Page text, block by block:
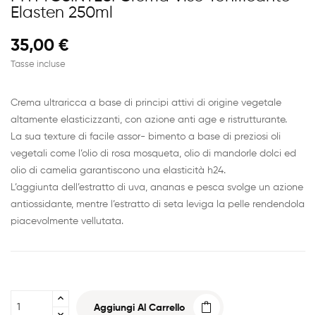
Elasten 250ml
35,00 €
Tasse incluse
Crema ultraricca a base di principi attivi di origine vegetale
altamente elasticizzanti, con azione anti age e ristrutturante.
La sua texture di facile assor- bimento a base di preziosi oli
vegetali come l’olio di rosa mosqueta, olio di mandorle dolci ed
olio di camelia garantiscono una elasticità h24.
L’aggiunta dell’estratto di uva, ananas e pesca svolge un azione
antiossidante, mentre l’estratto di seta leviga la pelle rendendola
piacevolmente vellutata.
Aggiungi Al Carrello